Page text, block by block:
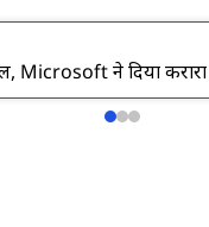
Microsoft ने दिया
हो गया है।
प्लान
है। कंपनी ने